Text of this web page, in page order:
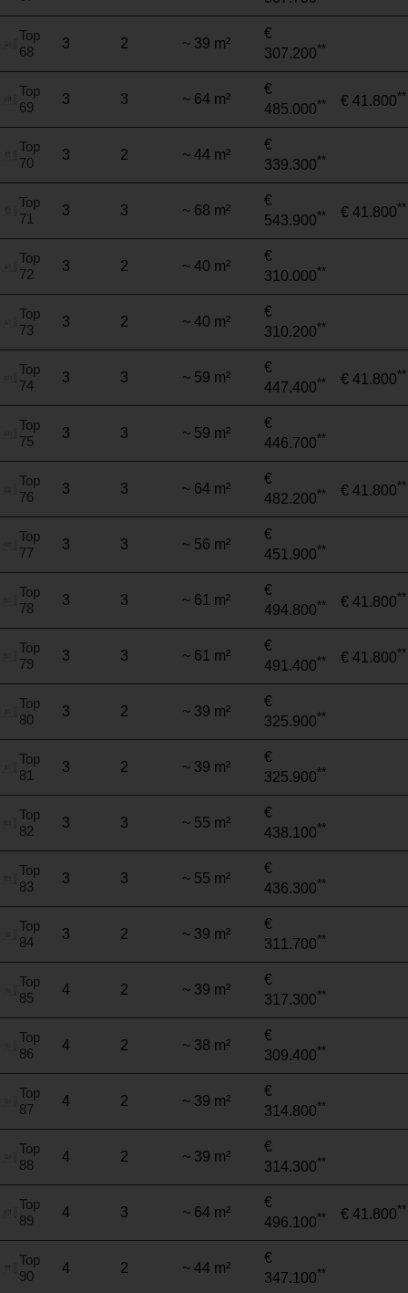
Top
68
3 2 ~ 39 m²
€
307.200**
Top
69
3 3 ~ 64 m²
€
485.000** € 41.800**
Top
70
3 2 ~ 44 m²
€
339.300**
Top
71
3 3 ~ 68 m²
€
543.900** € 41.800**
Top
72
3 2 ~ 40 m²
€
310.000**
Top
73
3 2 ~ 40 m²
€
310.200**
Top
74
3 3 ~ 59 m²
€
447.400** € 41.800**
Top
75
3 3 ~ 59 m²
€
446.700**
Top
76
3 3 ~ 64 m²
€
482.200** € 41.800**
Top
77
3 3 ~ 56 m²
€
451.900**
Top
78
3 3 ~ 61 m²
€
494.800** € 41.800**
Top
79
3 3 ~ 61 m²
€
491.400** € 41.800**
Top
80
3 2 ~ 39 m²
€
325.900**
Top
81
3 2 ~ 39 m²
€
325.900**
Top
82
3 3 ~ 55 m²
€
438.100**
Top
83
3 3 ~ 55 m²
€
436.300**
Top
84
3 2 ~ 39 m²
€
311.700**
Top
85
4 2 ~ 39 m²
€
317.300**
Top
86
4 2 ~ 38 m²
€
309.400**
Top
87
4 2 ~ 39 m²
€
314.800**
Top
88
4 2 ~ 39 m²
€
314.300**
Top
89
4 3 ~ 64 m²
€
496.100** € 41.800**
Top
90
4 2 ~ 44 m²
€
347.100**